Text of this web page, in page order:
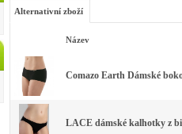
Alternativní zboží
Název
Comazo Earth Dámské
LACE dámské kalhotky z